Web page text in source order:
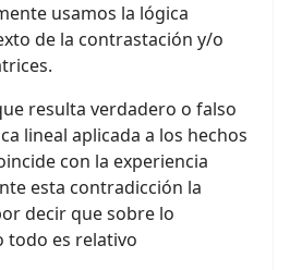
usamos la lógica
de la contrastación y/o
resulta verdadero o falso
lineal aplicada a los hechos
con la experiencia
esta contradicción la
decir que sobre lo
todo es relativo